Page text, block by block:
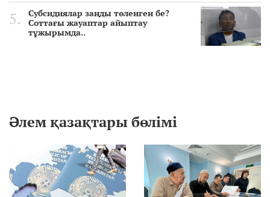
Субсидиялар заңды төленген бе?
Соттағы жауаптар айыптау
тұжырымда..
Әлем қазақтары бөлімі